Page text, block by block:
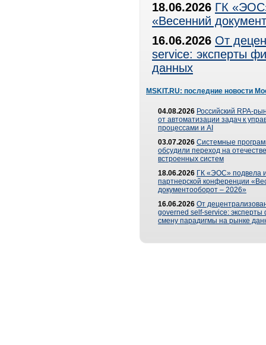
18.06.2026 ГК
«Весенний
16.06.2026 От
service: эксперты
данных
MSKIT.RU: последние новости
04.08.2026 Российский RPA-
от автоматизации задач к
процессами и AI
03.07.2026 Системные
обсудили переход на
встроенных систем
18.06.2026 ГК «ЭОС» подвела
партнерской конференции
документооборот – 2026»
16.06.2026 От
governed self-service: эксперты
смену парадигмы на рынке